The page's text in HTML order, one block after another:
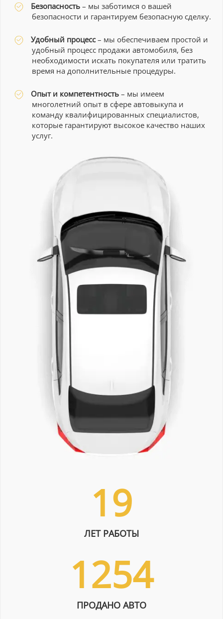
Безопасность– мы заботимся о вашей
безопасности и гарантируем безопасную сделку.
Удобный процесс– мы обеспечиваем простой и
удобный процесс продажи автомобиля, без
необходимости искать покупателя или тратить
время на дополнительные процедуры.
Опыт и компетентность– мы имеем
многолетний опыт в сфере автовыкупа и
команду квалифицированных специалистов,
которые гарантируют высокое качество наших
услуг.
19
ЛЕТ РАБОТЫ
1254
ПРОДАНО АВТО